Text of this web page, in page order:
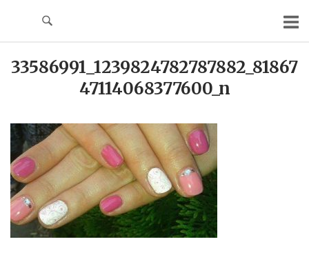
33586991_1239824782787882_81867
47114068377600_n